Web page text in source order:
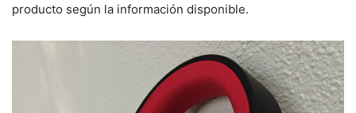
producto según la información disponible.